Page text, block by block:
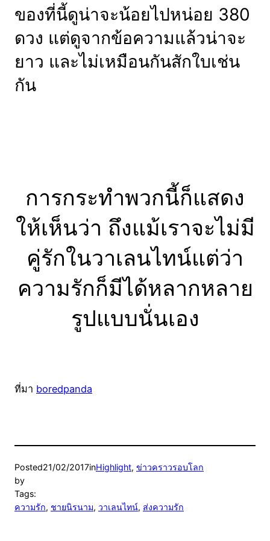
ของที่นี้ดูน่าจะน้อยไปหน่อย 380
ดวง แต่ดูจากข้อความแล้วน่าจะ
ยาว และไม่เหมือนกันสักใบเช่น
กัน
การกระทำพวกนี้ก็แสดง
ให้เห็นว่า ถึงแม้เราจะไม่มี
คู่รักในวาเลนไทน์แต่ว่า
ความรักก็มีได้หลากหลาย
รูปแบบนั่นเอง
ที่มา boredpanda
Posted21/02/2017inHighlight, ข่าวคราวรอบโลก
by
Tags:
ความรัก, ชายนิรนาม, วาเลนไทน์, ส่งความรัก